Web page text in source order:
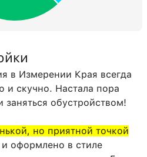
в Измерении Края всегда
и скучно. Настала пора
заняться обустройством!
но приятной точкой
оформлено в стиле